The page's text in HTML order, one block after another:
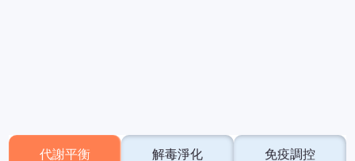
代謝平衡 解毒淨化 免疫調控